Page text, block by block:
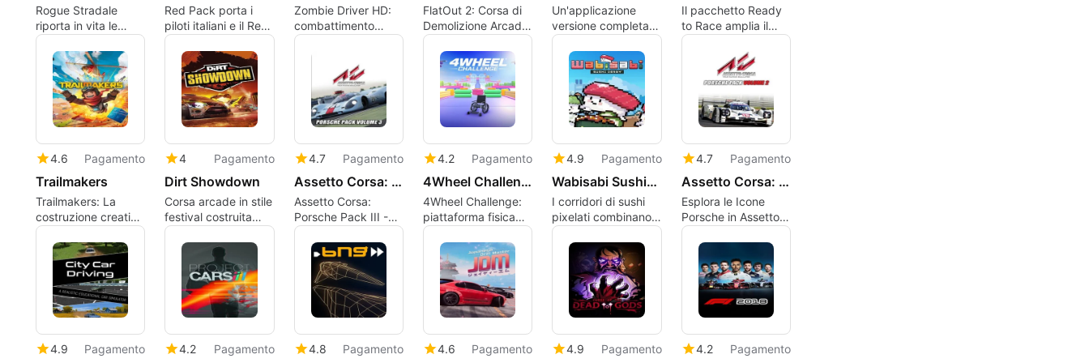
Rogue Stradale
riporta in vita le
corse su strada
arcade con
progressione RPG
Red Pack porta i
piloti italiani e il Red
Bull Ring
scansionato con
laser
Zombie Driver HD:
combattimento
veicolare zombie
dall'alto su PC
FlatOut 2: Corsa di
Demolizione Arcade
e Caos di Stunt
Ragdoll
Un'applicazione
versione completa
per Windows, di
Visual Concepts.
Il pacchetto Ready
to Race amplia il
garage di Assetto
Corsa con dieci auto
4.6 Pagamento
Trailmakers
Trailmakers: La
costruzione creativa
di veicoli incontra le
corse guidate dalla
fisica
4 Pagamento
Dirt Showdown
Corsa arcade in stile
festival costruita
attorno al
carneficina veicolare
4.7 Pagamento
Assetto Corsa: Porsche Pack III
Assetto Corsa:
Porsche Pack III -
Recensione
4.2 Pagamento
4Wheel Challenge
4Wheel Challenge:
piattaforma fisica
con gare multiplayer
caotiche
4.9 Pagamento
Wabisabi SushiDerby
I corridori di sushi
pixelati combinano
scelte culinarie con
una frenetica
competizione di
derby
4.7 Pagamento
Assetto Corsa: Porsche Pack II
Esplora le Icone
Porsche in Assetto
Corsa
4.9 Pagamento 4.2 Pagamento 4.8 Pagamento 4.6 Pagamento 4.9 Pagamento 4.2 Pagamento